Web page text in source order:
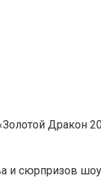
Дракон
и сюрпризов